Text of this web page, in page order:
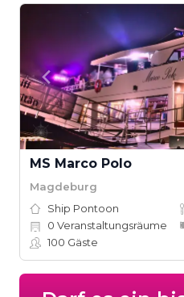
MS Marco Polo
Magdeburg
Ship Pontoon
0 Veranstaltungsräume
100 Gäste